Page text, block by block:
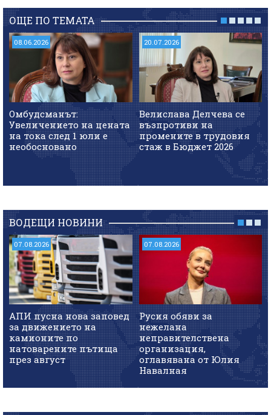
ОЩЕ ПО ТЕМАТА
08.06.2026
Омбудсманът:
Увеличението на цената
на тока след 1 юли е
необосновано
20.07.2026
Велислава Делчева се
възпротиви на
промените в трудовия
стаж в Бюджет 2026
ВОДЕЩИ НОВИНИ
07.08.2026
АПИ пусна нова заповед
за движението на
камионите по
натоварените пътища
през август
07.08.2026
Русия обяви за
нежелана
неправителствена
организация,
оглавявана от Юлия
Навалная